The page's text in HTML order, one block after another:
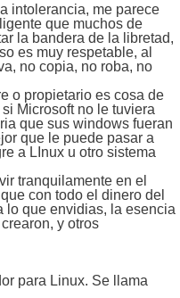
intolerancia, me parece
que muchos de
la bandera de la libretad,
es muy respetable, al
no copia, no roba, no
o propietario es cosa de
Microsoft no le tuviera
que sus windows fueran
que le puede pasar a
a LInux u otro sistema
tranquilamente en el
con todo el dinero del
lo que envidias, la esencia
y otros
para Linux. Se llama